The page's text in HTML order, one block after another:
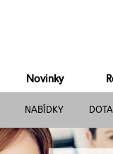
Novinky
NABÍDKY